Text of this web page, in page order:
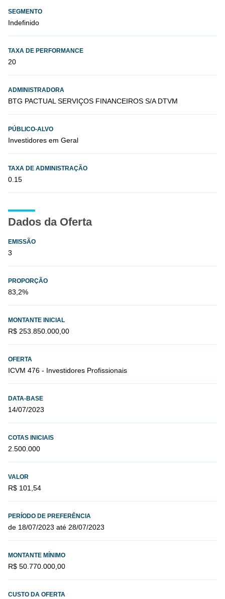
SEGMENTO
Indefinido
TAXA DE PERFORMANCE
20
ADMINISTRADORA
BTG PACTUAL SERVIÇOS FINANCEIROS S/A DTVM
PÚBLICO-ALVO
Investidores em Geral
TAXA DE ADMINISTRAÇÃO
0.15
Dados da Oferta
EMISSÃO
3
PROPORÇÃO
83,2%
MONTANTE INICIAL
R$ 253.850.000,00
OFERTA
ICVM 476 - Investidores Profissionais
DATA-BASE
14/07/2023
COTAS INICIAIS
2.500.000
VALOR
R$ 101,54
PERÍODO DE PREFERÊNCIA
de 18/07/2023 até 28/07/2023
MONTANTE MÍNIMO
R$ 50.770.000,00
CUSTO DA OFERTA